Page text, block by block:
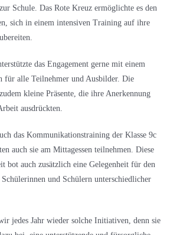
Schule. Das Rote Kreuz ermöglichte es den
sich in einem intensiven Training auf ihre
das Engagement gerne mit einem
für alle Teilnehmer und Ausbilder. Die
kleine Präsente, die ihre Anerkennung
ausdrückten.
das Kommunikationstraining der Klasse 9c
auch sie am Mittagessen teilnehmen. Diese
bot auch zusätzlich eine Gelegenheit für den
Schülerinnen und Schülern unterschiedlicher
jedes Jahr wieder solche Initiativen, denn sie